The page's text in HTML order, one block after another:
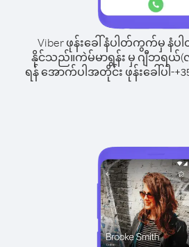
Viber ဖုန်းခေါ်နံပါတ်ကွက်မှ နံပ
နိုင်သည်။ကဲမ်မာရွန်း မှ ဂျီဘရယ်
ရန် အောက်ပါအတိုင်း ဖုန်းခေါ်ပါ-+